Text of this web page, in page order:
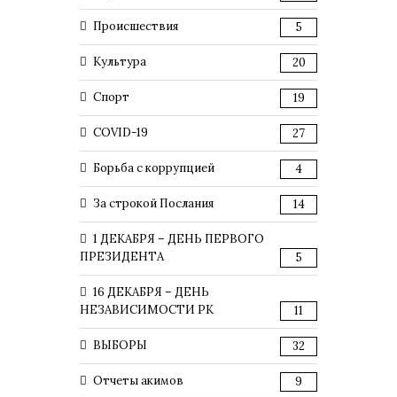
Происшествия 5
Культура 20
Спорт 19
COVID-19 27
Борьба с коррупцией 4
За строкой Послания 14
1 ДЕКАБРЯ – ДЕНЬ ПЕРВОГО
ПРЕЗИДЕНТА
5
16 ДЕКАБРЯ – ДЕНЬ
НЕЗАВИСИМОСТИ РК
11
ВЫБОРЫ 32
Отчеты акимов 9